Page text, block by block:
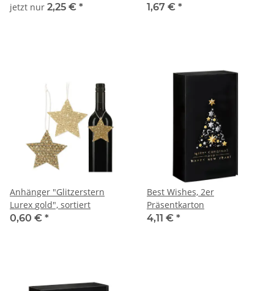
jetzt nur 2,25 € *
1,67 € *
Anhänger "Glitzerstern
Lurex gold", sortiert
0,60 € *
Best Wishes, 2er
Präsentkarton
4,11 € *